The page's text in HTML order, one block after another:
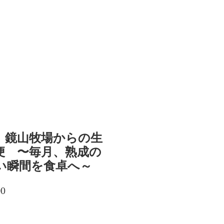
鏡山牧場からの生
〜毎月、熟成の
瞬間を食卓へ～
Sale